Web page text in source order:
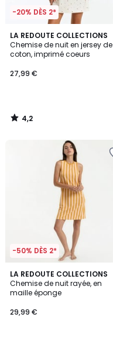
-20% DÈS 2*
LA REDOUTE COLLECTIONS
Chemise de nuit en jersey de
coton, imprimé coeurs
27,99 €
4,2
/ 5
4,2
/
-50% DÈS 2*
LA REDOUTE COLLECTIONS
Chemise de nuit rayée, en
maille éponge
29,99 €